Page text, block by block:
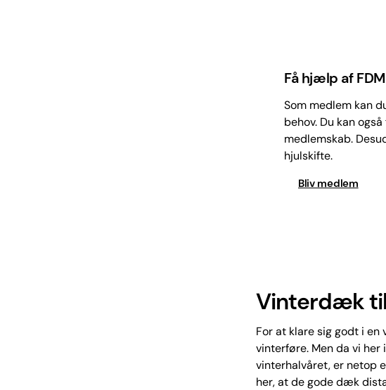
Få hjælp af FDM
Som medlem kan
behov. Du kan
medlemskab.
hjulskifte.
Bliv medlem
Vinterdæk
For at klare sig godt i
vinterføre. Men da vi her
vinterhalvåret, er netop
her, at de gode dæk